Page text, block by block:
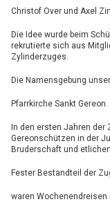
Christof Over und Axel
Die Idee wurde beim
rekrutierte sich aus
Zylinderzuges.
Die Namensgebung
Pfarrkirche Sankt Gereon.
In den ersten Jahren
Gereonschützen in der
Bruderschaft und
Fester Bestandteil der
waren Wochenendreisen